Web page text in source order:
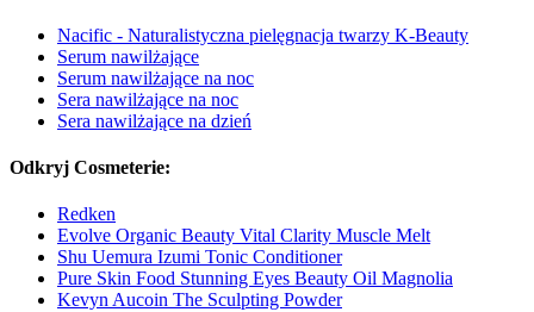
Nacific - Naturalistyczna pielęgnacja twarzy K-Beauty
Serum nawilżające
Serum nawilżające na noc
Sera nawilżające na noc
Sera nawilżające na dzień
Odkryj Cosmeterie:
Redken
Evolve Organic Beauty Vital Clarity Muscle Melt
Shu Uemura Izumi Tonic Conditioner
Pure Skin Food Stunning Eyes Beauty Oil Magnolia
Kevyn Aucoin The Sculpting Powder